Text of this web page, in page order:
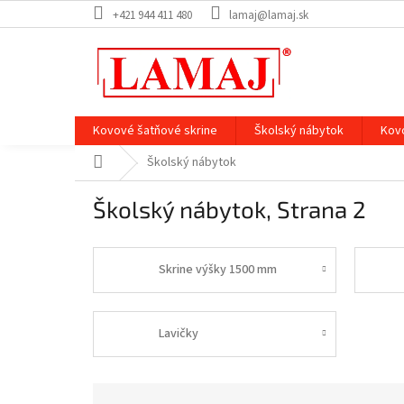
na
+421 944 411 480 lamaj@lamaj.sk
Kovové šatňové skrine Školský nábytok
DomovŠkolský nábytok
Školský nábytok, Strana 2
Skrine výšky 1500 mm
Lavičky